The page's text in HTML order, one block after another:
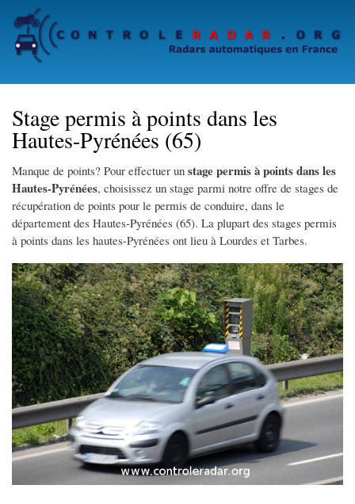
to
main
Stage permis à points dans les
Hautes-Pyrénées (65)
Manque de points? Pour effectuer un stage permis à points dans les
Hautes-Pyrénées, choisissez un stage parmi notre offre de stages de
récupération de points pour le permis de conduire, dans le
département des Hautes-Pyrénées (65). La plupart des stages permis
à points dans les hautes-Pyrénées ont lieu à Lourdes et Tarbes.